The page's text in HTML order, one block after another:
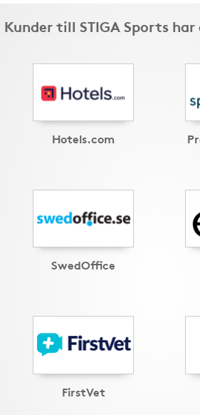
Kunder till STIGA Sports
Hotels.com
SwedOffice
FirstVet